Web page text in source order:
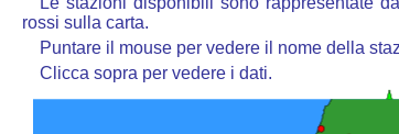
rossi sulla carta.
Puntare il mouse per vedere il nome della
Clicca sopra per vedere i dati.